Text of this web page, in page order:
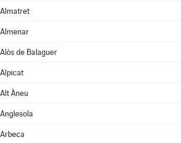
Almatret
Almenar
Alòs de Balaguer
Alpicat
Alt Àneu
Anglesola
Arbeca